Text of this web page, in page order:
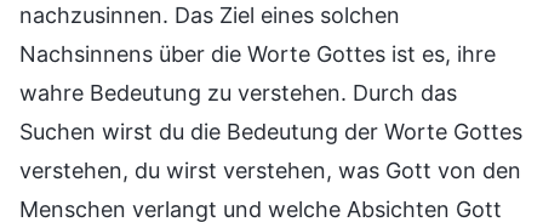
nachzusinnen. Das Ziel eines solchen
Nachsinnens über die Worte Gottes ist es, ihre
wahre Bedeutung zu verstehen. Durch das
Suchen wirst du die Bedeutung der Worte Gottes
verstehen, du wirst verstehen, was Gott von den
Menschen verlangt und welche Absichten Gott